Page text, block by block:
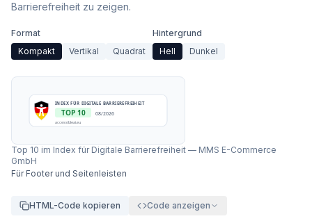
Barrierefreiheit zu zeigen.
Format
Kompakt
Vertikal Quadrat
Hintergrund
Hell
Dunkel
INDEX FÜR DIGITALE BARRIEREFREIHEIT
TOP 10 08/2026
accessibleai.eu
Top 10 im Index für Digitale Barrierefreiheit — MMS E-Commerce
GmbH
Für Footer und Seitenleisten
HTML-Code kopieren Code anzeigen